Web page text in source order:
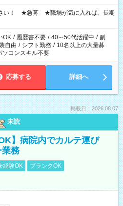
合わせ週40時間超の就業はご案内できま
週20時間以上勤務は社会保険への加入対
遣法（日雇い派遣の原則禁止）によ
就業はご案内が難しい場合があります
い！ ★急募 ★職場が気に入れば、長期
OK / 履歴書不要 / 40～50代活躍中 / 副
自由 / シフト勤務 / 10名以上の大量募
ソコンスキル不要
応募する 詳細へ
掲載日：2026.08.07
未読
】病院内でカルテ運び
業務
経験OK
ブランクOK